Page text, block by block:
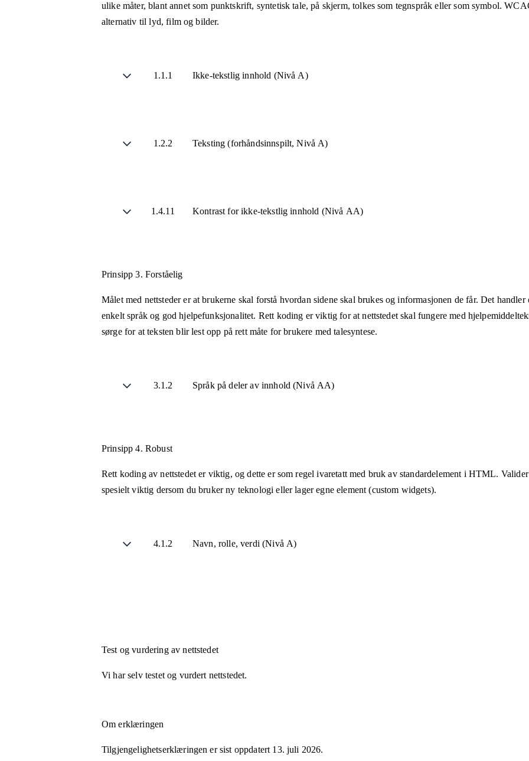
ulike måter, blant annet som punktskrift, syntetisk tale, på skjerm, tolkes som tegnspråk eller som symbol.
alternativ til lyd, film og bilder.
1.1.1 Ikke-tekstlig innhold (Nivå A)
1.2.2 Teksting (forhåndsinnspilt, Nivå A)
1.4.11 Kontrast for ikke-tekstlig innhold (Nivå AA)
Prinsipp 3. Forståelig
Målet med nettsteder er at brukerne skal forstå hvordan sidene skal brukes og informasjonen de får. Det
enkelt språk og god hjelpefunksjonalitet. Rett koding er viktig for at nettstedet skal fungere med
sørge for at teksten blir lest opp på rett måte for brukere med talesyntese.
3.1.2 Språk på deler av innhold (Nivå AA)
Prinsipp 4. Robust
Rett koding av nettstedet er viktig, og dette er som regel ivaretatt med bruk av standardelement i HTML.
spesielt viktig dersom du bruker ny teknologi eller lager egne element (custom widgets).
4.1.2 Navn, rolle, verdi (Nivå A)
Test og vurdering av nettstedet
Vi har selv testet og vurdert nettstedet.
Om erklæringen
Tilgjengelighetserklæringen er sist oppdatert 13. juli 2026.